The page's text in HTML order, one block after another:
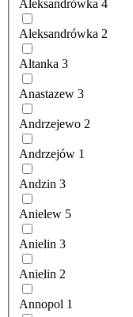
Aleksandrówka 4
Aleksandrówka 2
Altanka 3
Anastazew 3
Andrzejewo 2
Andrzejów 1
Andzin 3
Anielew 5
Anielin 3
Anielin 2
Annopol 1